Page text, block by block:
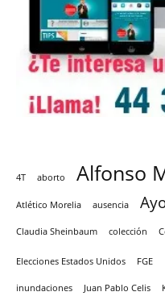
4T aborto Alfonso
Atlético Morelia ausencia
Claudia Sheinbaum colección
Elecciones Estados Unidos FGE
inundaciones Juan Pablo Celis